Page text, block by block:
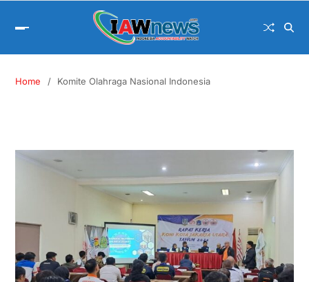
Home Komite Olahraga Nasional Indonesia